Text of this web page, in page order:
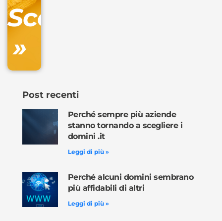
Scopri
»
Post recenti
Perché sempre più aziende
stanno tornando a scegliere i
domini .it
Leggi di più »
Perché alcuni domini sembrano
più affidabili di altri
Leggi di più »